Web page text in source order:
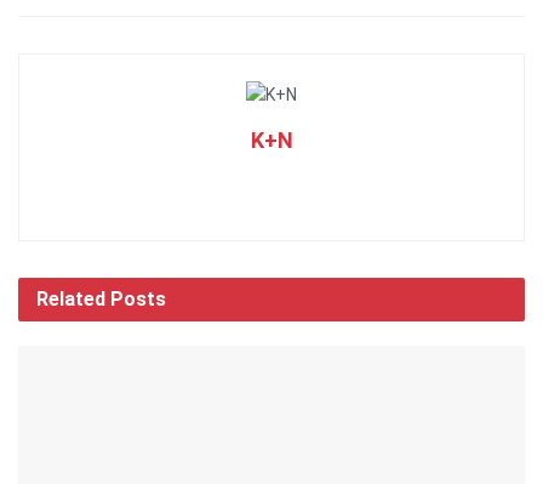
K+N
Related Posts